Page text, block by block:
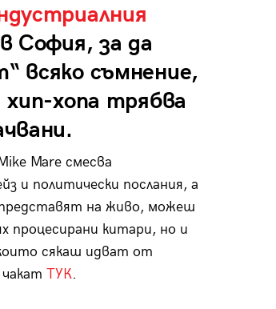
София, за да
всяко съмнение,
хопа трябва
Mare смесва
и политически послания, а
на живо, можеш
процесирани китари, но и
сякаш идват от
ТУК.